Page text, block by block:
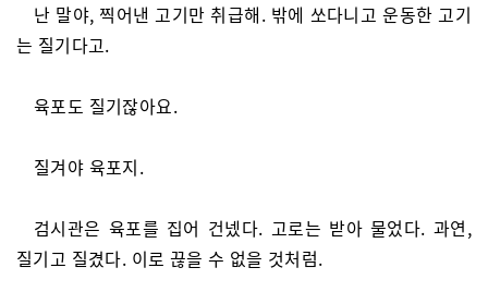
난 말야, 찍어낸 고기만 취급해. 밖에 쏘다니고 운동한 고기
는 질기다고.
육포도 질기잖아요.
질겨야 육포지.
검시관은 육포를 집어 건넸다. 고로는 받아 물었다. 과연,
질기고 질겼다. 이로 끊을 수 없을 것처럼.